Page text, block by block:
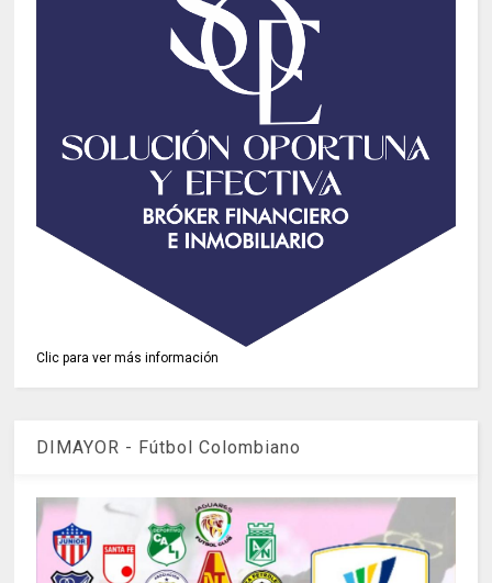
Clic para ver más información
DIMAYOR - Fútbol Colombiano